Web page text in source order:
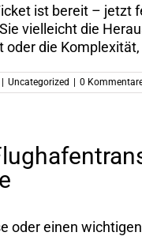
ist bereit – jetzt
vielleicht die
die
Uncategorized 0
oder einen